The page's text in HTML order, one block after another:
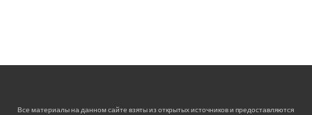
Все материалы на данном сайте взяты из открытых источников и предоставляются